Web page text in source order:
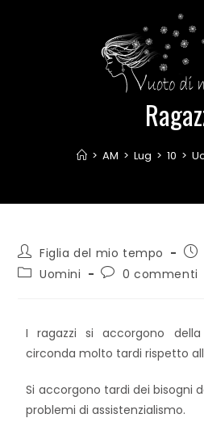
> AM > Lug > 10 >
Figlia del mio tempo
Uomini
0 commenti
I ragazzi si accorgono
circonda molto tardi rispetto
Si accorgono tardi dei bisogni
problemi di assistenzialismo.